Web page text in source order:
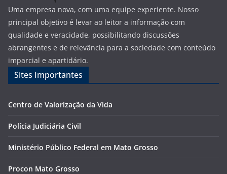
Uma empresa nova, com uma equipe experiente. Nosso
principal objetivo é levar ao leitor a informação com
qualidade e veracidade, possibilitando discussões
abrangentes e de relevância para a sociedade com conteúdo
imparcial e apartidário.
Sites Importantes
Centro de Valorização da Vida
Polícia Judiciária Civil
Ministério Público Federal em Mato Grosso
Procon Mato Grosso